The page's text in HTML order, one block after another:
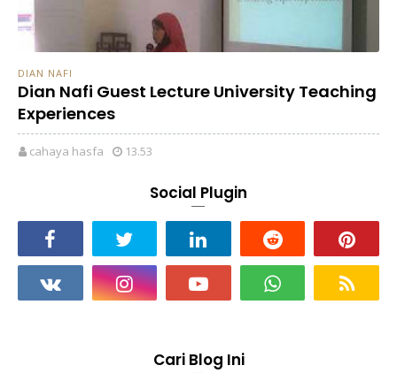
DIAN NAFI
Dian Nafi Guest Lecture University Teaching
Experiences
cahaya hasfa 13.53
Social Plugin
Cari Blog Ini